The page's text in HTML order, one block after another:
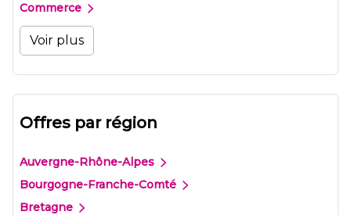
Commerce
Voir plus
Offres par région
Auvergne-Rhône-Alpes
Bourgogne-Franche-Comté
Bretagne